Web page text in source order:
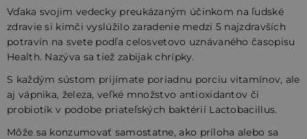
Vďaka svojim vedecky preukázaným účinkom na ľudské
zdravie si kimči vyslúžilo zaradenie medzi 5 najzdravších
potravín na svete podľa celosvetovo uznávaného časopisu
Health. Nazýva sa tiež zabijak chrípky.
S každým sústom prijímate poriadnu porciu vitamínov, ale
aj vápnika, železa, veľké množstvo antioxidantov či
probiotík v podobe priateľských baktérií Lactobacillus.
Môže sa konzumovať samostatne, ako príloha alebo sa